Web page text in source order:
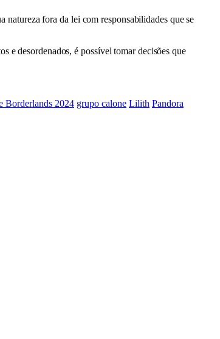
fora da lei com responsabilidades que se
e desordenados, é possível tomar decisões que
Borderlands 2024 grupo calone Lilith Pandora